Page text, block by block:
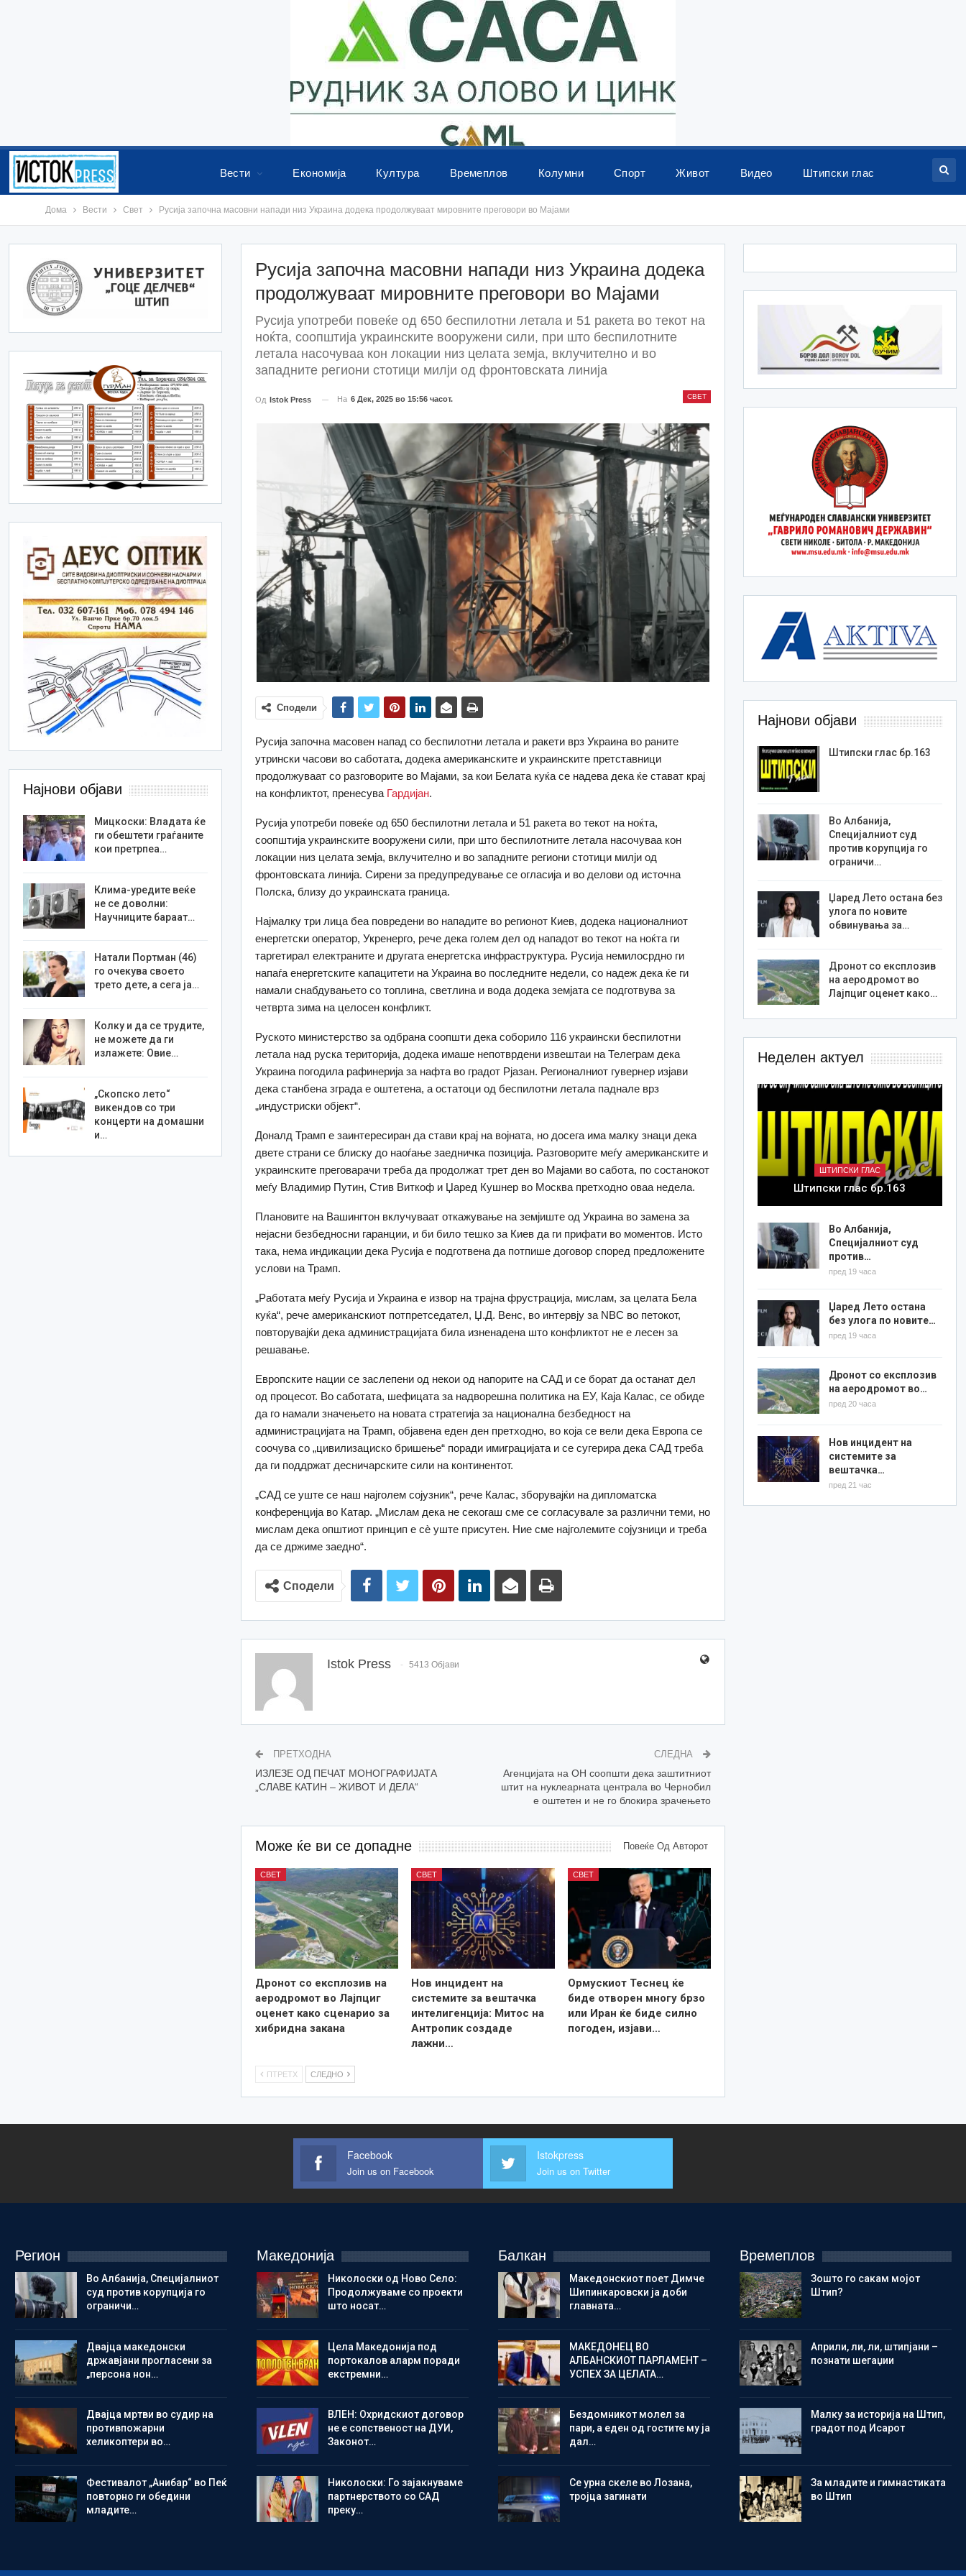
Вести Економија Култура Времеплов Колумни Спорт Живот Видео Штипски глас
Дома Вести Свет Русија започна масовни напади низ Украина додека продолжуваат мировните преговори во Мајами
Русија започна масовни напади низ Украина додека
продолжуваат мировните преговори во Мајами
Русија употреби повеќе од 650 беспилотни летала и 51 ракета во текот на
ноќта, соопштија украинските вооружени сили, при што беспилотните
летала насочуваа кон локации низ целата земја, вклучително и во
западните региони стотици милји од фронтовската линија
СВЕТ
Од Istok Press На 6 Дек, 2025 во 15:56 часот.
Сподели
Русија започна масовен напад со беспилотни летала и ракети врз Украина во раните
утрински часови во саботата, додека американските и украинските претставници
продолжуваат со разговорите во Мајами, за кои Белата куќа се надева дека ќе стават крај
на конфликтот, пренесува Гардијан.
Русија употреби повеќе од 650 беспилотни летала и 51 ракета во текот на ноќта,
соопштија украинските вооружени сили, при што беспилотните летала насочуваа кон
локации низ целата земја, вклучително и во западните региони стотици милји од
фронтовската линија. Сирени за предупредување се огласија и во делови од источна
Полска, близу до украинската граница.
Најмалку три лица беа повредени во нападите во регионот Киев, додека националниот
енергетски оператор, Укренерго, рече дека голем дел од нападот во текот на ноќта ги
таргетирал електраните и другата енергетска инфраструктура. Русија немилосрдно ги
напаѓа енергетските капацитети на Украина во последните недели, со надеж дека ќе ги
намали снабдувањето со топлина, светлина и вода додека земјата се подготвува за
четврта зима на целосен конфликт.
Руското министерство за одбрана соопшти дека соборило 116 украински беспилотни
летала над руска територија, додека имаше непотврдени извештаи на Телеграм дека
Украина погодила рафинерија за нафта во градот Рјазан. Регионалниот гувернер изјави
дека станбена зграда е оштетена, а остатоци од беспилотни летала паднале врз
„индустриски објект“.
Доналд Трамп е заинтересиран да стави крај на војната, но досега има малку знаци дека
двете страни се блиску до наоѓање заедничка позиција. Разговорите меѓу американските и
украинските преговарачи треба да продолжат трет ден во Мајами во сабота, по состанокот
меѓу Владимир Путин, Стив Виткоф и Џаред Кушнер во Москва претходно оваа недела.
Плановите на Вашингтон вклучуваат откажување на земјиште од Украина во замена за
нејасни безбедносни гаранции, и би било тешко за Киев да ги прифати во моментов. Исто
така, нема индикации дека Русија е подготвена да потпише договор според предложените
услови на Трамп.
„Работата меѓу Русија и Украина е извор на трајна фрустрација, мислам, за целата Бела
куќа“, рече американскиот потпретседател, Џ.Д. Венс, во интервју за NBC во петокот,
повторувајќи дека администрацијата била изненадена што конфликтот не е лесен за
решавање.
Европските нации се заслепени од некои од напорите на САД и се борат да останат дел
од процесот. Во саботата, шефицата за надворешна политика на ЕУ, Каја Калас, се обиде
да го намали значењето на новата стратегија за национална безбедност на
администрацијата на Трамп, објавена еден ден претходно, во која се вели дека Европа се
соочува со „цивилизациско бришење“ поради имиграцијата и се сугерира дека САД треба
да ги поддржат десничарските сили на континентот.
„САД се уште се наш најголем сојузник“, рече Калас, зборувајќи на дипломатска
конференција во Катар. „Мислам дека не секогаш сме се согласувале за различни теми, но
мислам дека општиот принцип е сè уште присутен. Ние сме најголемите сојузници и треба
да се држиме заедно“.
Сподели
Istok Press 5413 Објави
ПРЕТХОДНА
ИЗЛЕЗЕ ОД ПЕЧАТ МОНОГРАФИЈАТА
„СЛАВЕ КАТИН – ЖИВОТ И ДЕЛА“
СЛЕДНА
Агенцијата на ОН соопшти дека заштитниот
штит на нуклеарната централа во Чернобил
е оштетен и не го блокира зрачењето
Може ќе ви се допадне Повеќе Од Авторот
СВЕТ
Дронот со експлозив на
аеродромот во Лајпциг
оценет како сценарио за
хибридна закана
СВЕТ
Нов инцидент на
системите за вештачка
интелигенција: Митос на
Антропик создаде
лажни…
СВЕТ
Ормускиот Теснец ќе
биде отворен многу брзо
или Иран ќе биде силно
погоден, изјави…
ПТРЕТХ СЛЕДНО
Најнови објави
Штипски глас бр.163
Во Албанија,
Специјалниот суд
против корупција го
ограничи…
Џаред Лето остана без
улога по новите
обвинувања за…
Дронот со експлозив
на аеродромот во
Лајпциг оценет како…
Неделен актуел
ШТИПСКИ ГЛАС
Штипски глас бр.163
Во Албанија,
Специјалниот суд
против…
пред 19 часа
Џаред Лето остана
без улога по новите…
пред 19 часа
Дронот со експлозив
на аеродромот во…
пред 20 часа
Нов инцидент на
системите за
вештачка…
пред 21 час
Најнови објави
Мицкоски: Владата ќе
ги обештети граѓаните
кои претрпеа…
Клима-уредите веќе
не се доволни:
Научниците бараат…
Натали Портман (46)
го очекува своето
трето дете, а сега ја…
Колку и да се трудите,
не можете да ги
излажете: Овие…
„Скопско лето“
викендов со три
концерти на домашни
и…
Facebook
Join us on Facebook
Istokpress
Join us on Twitter
Регион
Во Албанија, Специјалниот
суд против корупција го
ограничи…
Двајца македонски
државјани прогласени за
„персона нон…
Двајца мртви во судир на
противпожарни
хеликоптери во…
Фестивалот „Анибар“ во Пеќ
повторно ги обедини
младите…
Македонија
Николоски од Ново Село:
Продолжуваме со проекти
што носат…
Цела Македонија под
портокалов аларм поради
екстремни…
ВЛЕН: Охридскиот договор
не е сопственост на ДУИ,
Законот…
Николоски: Го зајакнуваме
партнерството со САД
преку…
Балкан
Македонскиот поет Димче
Шипинкаровски ја доби
главната…
МАКЕДОНЕЦ ВО
АЛБАНСКИОТ ПАРЛАМЕНТ –
УСПЕХ ЗА ЦЕЛАТА…
Бездомникот молел за
пари, а еден од гостите му ја
дал…
Се урна скеле во Лозана,
тројца загинати
Времеплов
Зошто го сакам мојот
Штип?
Aприли, ли, ли, штипјани –
познати шегаџии
Малку за историја на Штип,
градот под Исарот
Зa младите и гимнастиката
во Штип